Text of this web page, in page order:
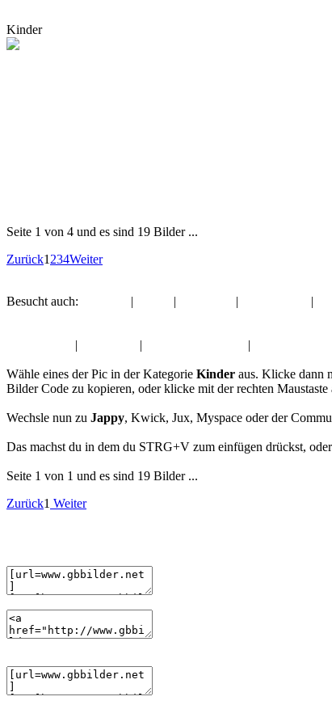
Kinder
Seite 1 von 4 und es sind 19 Bilder ...
Zurück1 234Weiter
Besucht auch: | | | |
| | |
Wähle eines der Pic in der Kategorie Kinder aus. Klicke dann
Bilder Code zu kopieren, oder klicke mit der rechten
Wechsle nun zu Jappy, Kwick, Jux, Myspace oder der
Das machst du in dem du STRG+V zum einfügen drückst,
Seite 1 von 1 und es sind 19 Bilder ...
Zurück1 Weiter